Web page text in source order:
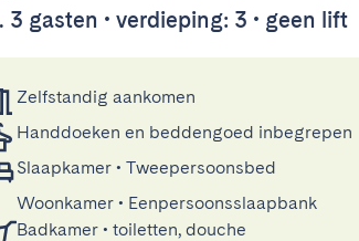
3 gasten • verdieping: 3 • geen lift
Zelfstandig aankomen
Handdoeken en beddengoed inbegrepen
Slaapkamer • Tweepersoonsbed
Woonkamer • Eenpersoonsslaapbank
Badkamer • toiletten, douche